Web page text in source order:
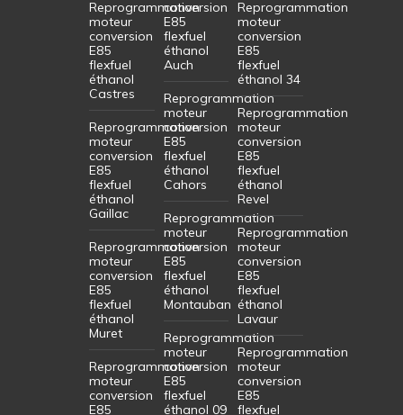
Reprogrammation
moteur
conversion
E85
flexfuel
éthanol
Castres
Reprogrammation
moteur
conversion
E85
flexfuel
éthanol
Gaillac
Reprogrammation
moteur
conversion
E85
flexfuel
éthanol
Muret
Reprogrammation
moteur
conversion
E85
conversion
E85
flexfuel
éthanol
Auch
Reprogrammation
moteur
conversion
E85
flexfuel
éthanol
Cahors
Reprogrammation
moteur
conversion
E85
flexfuel
éthanol
Montauban
Reprogrammation
moteur
conversion
E85
flexfuel
éthanol 09
Reprogrammation
moteur
conversion
E85
flexfuel
éthanol 34
Reprogrammation
moteur
conversion
E85
flexfuel
éthanol
Revel
Reprogrammation
moteur
conversion
E85
flexfuel
éthanol
Lavaur
Reprogrammation
moteur
conversion
E85
flexfuel